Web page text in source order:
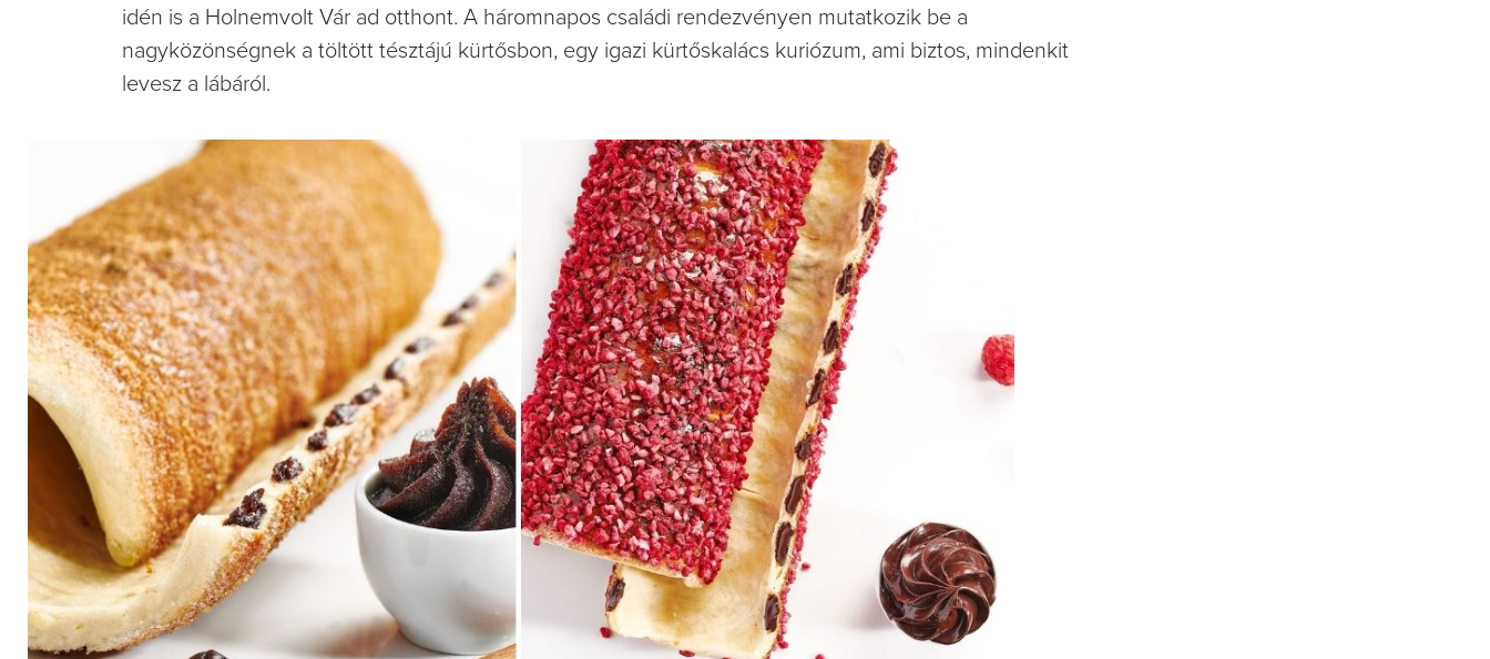
idén is a Holnemvolt Vár ad otthont. A háromnapos családi rendezvényen mutatkozik be a
nagyközönségnek a töltött tésztájú kürtősbon, egy igazi kürtőskalács kuriózum, ami biztos, mindenkit
levesz a lábáról.